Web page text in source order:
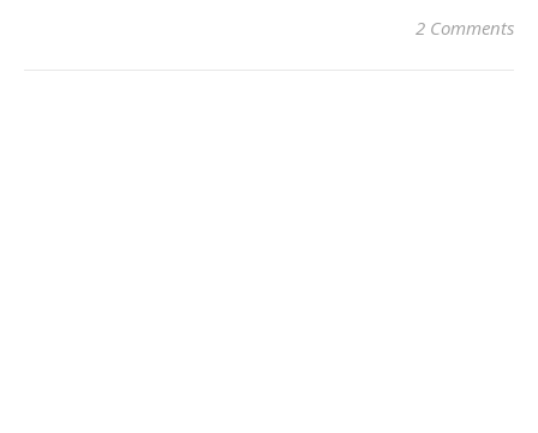
2 Comments